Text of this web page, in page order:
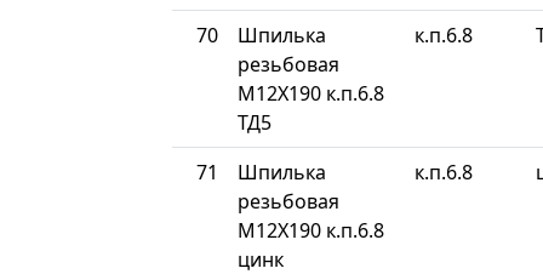
70
Шпилька
резьбовая
М12Х190 к.п.6.8
ТД5
к.п.6.8
71
Шпилька
резьбовая
М12Х190 к.п.6.8
цинк
к.п.6.8